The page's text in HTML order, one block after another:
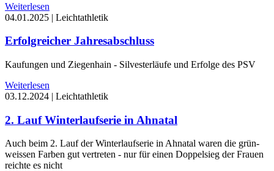
Weiterlesen
04.01.2025 | Leichtathletik
Erfolgreicher Jahresabschluss
Kaufungen und Ziegenhain - Silvesterläufe und Erfolge des PSV
Weiterlesen
03.12.2024 | Leichtathletik
2. Lauf Winterlaufserie in Ahnatal
Auch beim 2. Lauf der Winterlaufserie in Ahnatal waren die grün-
weissen Farben gut vertreten - nur für einen Doppelsieg der Frauen
reichte es nicht